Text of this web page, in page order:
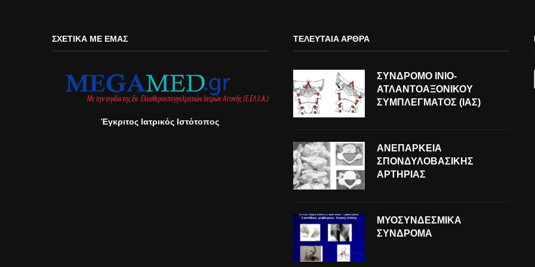
ΣΧΕΤΙΚΆ ΜΕ ΕΜΆΣ
Έγκριτος Ιατρικός Ιστότοπος
ΤΕΛΕΥΤΑΊΑ ΆΡΘΡΑ
ΣΥΝΔΡΟΜΟ ΙΝΙΟ-
ΑΤΛΑΝΤΟΑΞΟΝΙΚΟΥ
ΣΥΜΠΛΕΓΜΑΤΟΣ (ΙΑΣ)
ΑΝΕΠΑΡΚΕΙΑ
ΣΠΟΝΔΥΛΟΒΑΣΙΚΗΣ
ΑΡΤΗΡΙΑΣ
ΜΥΟΣΥΝΔΕΣΜΙΚΑ
ΣΥΝΔΡΟΜΑ